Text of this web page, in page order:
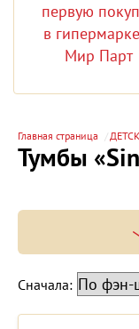
Главная страница
Тумбы
Сначала: